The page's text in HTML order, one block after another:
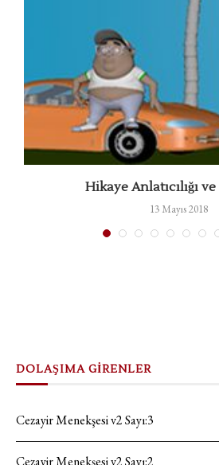
Hikaye Anlatıcılığı
13 Mayıs 2018
DOLAŞIMA GİRENLER
Cezayir Menekşesi v2 Sayı:3
Cezayir Menekşesi v2 Sayı:2